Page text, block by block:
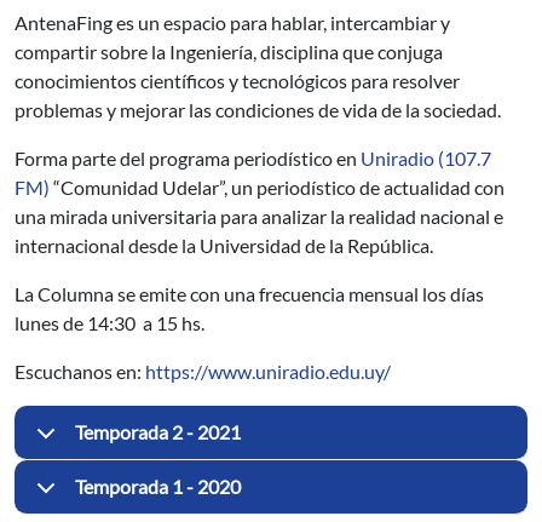
AntenaFing es un espacio para hablar, intercambiar y
compartir sobre la Ingeniería, disciplina que conjuga
conocimientos científicos y tecnológicos para resolver
problemas y mejorar las condiciones de vida de la sociedad.
Forma parte del programa periodístico en Uniradio (107.7
FM) “Comunidad Udelar”, un periodístico de actualidad con
una mirada universitaria para analizar la realidad nacional e
internacional desde la Universidad de la República.
La Columna se emite con una frecuencia mensual los días
lunes de 14:30 a 15 hs.
Escuchanos en: https://www.uniradio.edu.uy/
Temporada 2 - 2021
Temporada 1 - 2020